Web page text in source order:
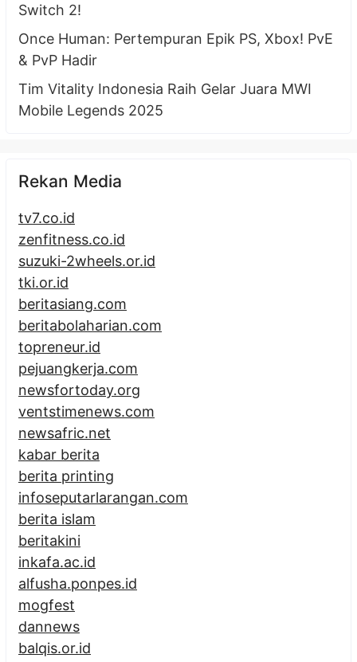
Switch 2!
Once Human: Pertempuran Epik PS, Xbox! PvE
& PvP Hadir
Tim Vitality Indonesia Raih Gelar Juara MWI
Mobile Legends 2025
Rekan Media
tv7.co.id
zenfitness.co.id
suzuki-2wheels.or.id
tki.or.id
beritasiang.com
beritabolaharian.com
topreneur.id
pejuangkerja.com
newsfortoday.org
ventstimenews.com
newsafric.net
kabar berita
berita printing
infoseputarlarangan.com
berita islam
beritakini
inkafa.ac.id
alfusha.ponpes.id
mogfest
dannews
balqis.or.id